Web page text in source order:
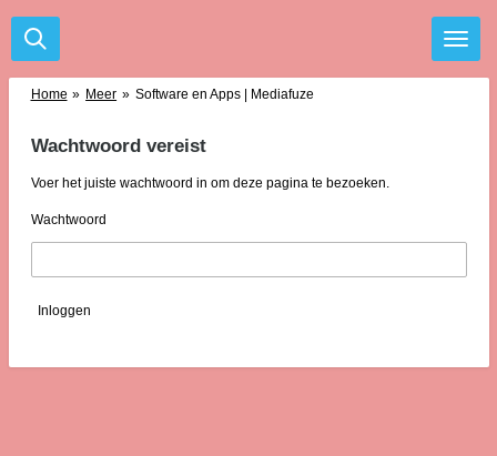
Ga
direct
Home » Meer » Software en Apps | Mediafuze
Wachtwoord vereist
Voer het juiste wachtwoord in om deze pagina te bezoeken.
Wachtwoord
Inloggen